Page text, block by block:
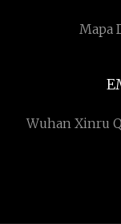
Mapa
Wuhan Xinru Químico